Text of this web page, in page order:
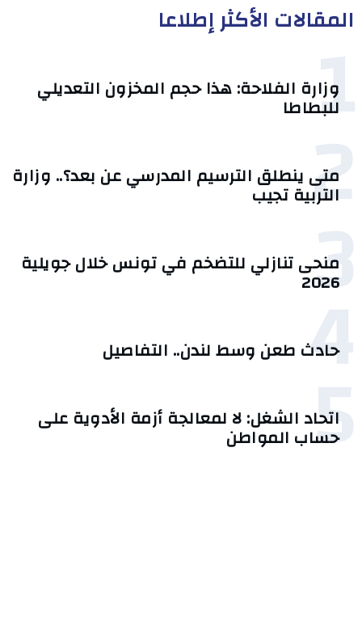
المقالات الأكثر إطلاعا
1
وزارة الفلاحة: هذا حجم المخزون التعديلي
للبطاطا
2
متى ينطلق الترسيم المدرسي عن بعد؟.. وزارة
التربية تجيب
3 منحى تنازلي ‎للتضخم في تونس خلال جويلية
2026‎
4
حادث طعن وسط لندن.. التفاصيل
5
اتحاد الشغل: لا لمعالجة أزمة الأدوية على
حساب المواطن